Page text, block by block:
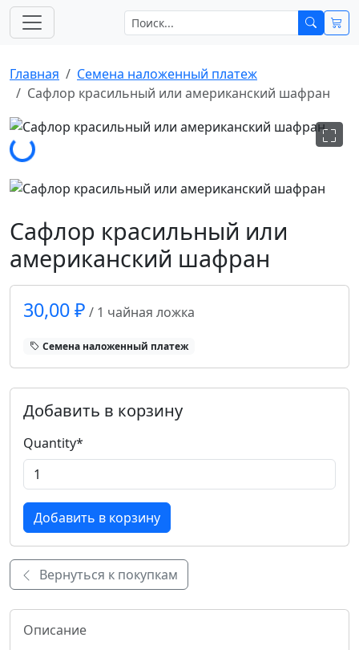
Главная
Cемена наложенный платеж
Сафлор красильный или американский шафран
Сафлор красильный или
американский шафран
30,00 ₽ / 1 чайная ложка
Cемена наложенный платеж
Добавить в корзину
Quantity*
Вернуться к покупкам
Описание